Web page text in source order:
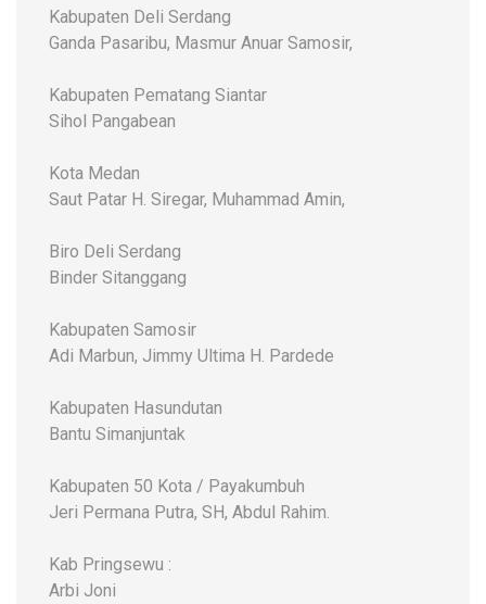
Kabupaten Deli Serdang
Ganda Pasaribu, Masmur Anuar Samosir,
Kabupaten Pematang Siantar
Sihol Pangabean
Kota Medan
Saut Patar H. Siregar, Muhammad Amin,
Biro Deli Serdang
Binder Sitanggang
Kabupaten Samosir
Adi Marbun, Jimmy Ultima H. Pardede
Kabupaten Hasundutan
Bantu Simanjuntak
Kabupaten 50 Kota / Payakumbuh
Jeri Permana Putra, SH, Abdul Rahim.
Kab Pringsewu :
Arbi Joni